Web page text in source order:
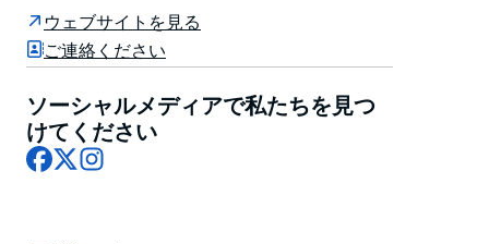
シドニーのショールームにお越しのお客様は、親切で丁
オパールの体験を実際に体験できます。
彼らが重視しているのは、強引な売り込みではなく、教
育です。
ウェブサイトを見る
ご連絡ください
ソーシャルメディアで私たちを見つ
けてください
Facebook
X